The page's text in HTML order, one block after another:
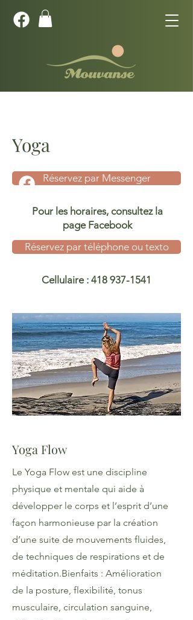
Yoga
Réservez par Messenger
Pour les horaires, consultez la
page Facebook
Réservez par téléphone ou texto
Cellulaire : 418 937-1541
Yoga Flow
Le Yoga Flow est une discipline
physique et mentale qui aide à
développer le corps et l’esprit d’une
façon harmonieuse par la création
d’une suite de mouvements fluides,
de techniques de respirations et de
méditation.Bienfaits : Amélioration
de la posture, flexibilité, tonus
musculaire, circulation sanguine,